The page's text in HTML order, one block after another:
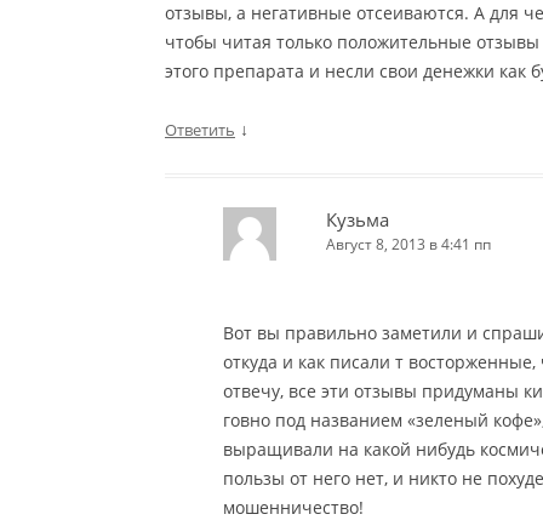
отзывы, а негативные отсеиваются. А для
чтобы читая только положительные
этого препарата и несли свои денежки как
Ответить ↓
Кузьма
Август 8, 2013 в 4:41 пп
Вот вы правильно заметили и
откуда и как писали т
отвечу, все эти отзывы придуманы
говно под названием «зеленый
выращивали на какой нибудь
пользы от него нет, и никто не
мошенничество!